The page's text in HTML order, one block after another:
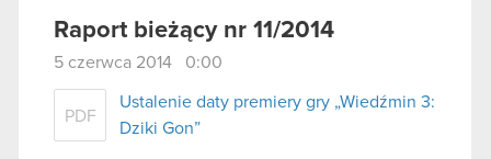
Raport bieżący nr 11/2014
5 czerwca 2014 0:00
PDF
Ustalenie daty premiery gry „Wiedźmin 3:
Dziki Gon”